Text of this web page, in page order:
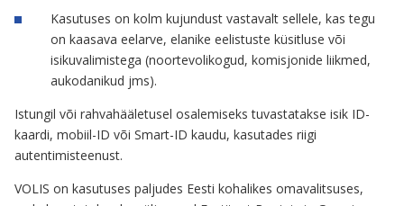
Kasutuses on kolm kujundust vastavalt sellele, kas tegu
on kaasava eelarve, elanike eelistuste küsitluse või
isikuvalimistega (noortevolikogud, komisjonide liikmed,
aukodanikud jms).
Istungil või rahvahääletusel osalemiseks tuvastatakse isik ID-
kaardi, mobiil-ID või Smart-ID kaudu, kasutades riigi
autentimisteenust.
VOLIS on kasutuses paljudes Eesti kohalikes omavalitsuses,